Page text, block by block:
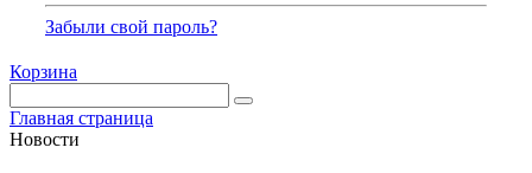
Забыли свой пароль?
Корзина
Главная страница
Новости